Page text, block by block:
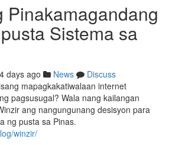
Pinakamagandang
Sistema sa
days ago News
Discuss
mapagkakatiwalaan internet
pagsusugal? Wala nang kailangan
ang nangungunang desisyon para
ng pusta sa Pinas.
winzir/